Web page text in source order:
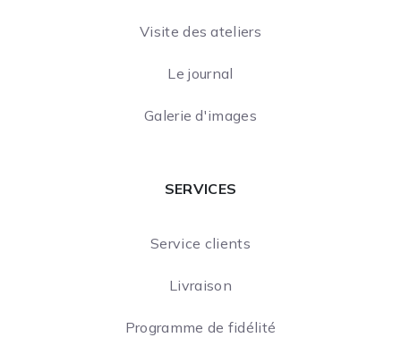
Visite des ateliers
Le journal
Galerie d'images
SERVICES
Service clients
Livraison
Programme de fidélité